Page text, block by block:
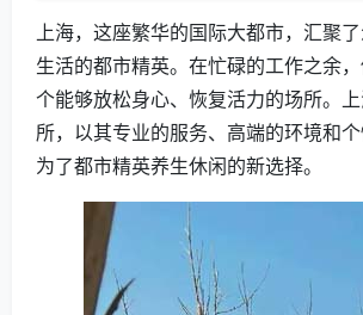
上海，这座繁华的国际大都市，汇聚
生活的都市精英。在忙碌的工作之余
个能够放松身心、恢复活力的场所。
所，以其专业的服务、高端的环境和
为了都市精英养生休闲的新选择。